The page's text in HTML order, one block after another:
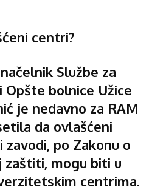
centri?
Službe za
bolnice Užice
je nedavno za RAM
da ovlašćeni
po Zakonu o
zaštiti, mogu biti u
centrima.